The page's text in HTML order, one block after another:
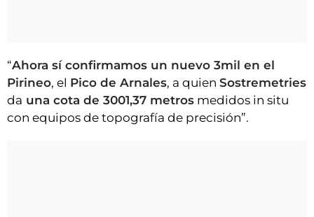
HORÓSCOPO
ESQUELAS
CLUB DEL AMIGO MILITANTE
“Ahora sí confirmamos un nuevo 3mil en el
Pirineo, el Pico de Arnales, a quien Sostremetries
da una cota de 3001,37 metros medidos in situ
con equipos de topografía de precisión”.